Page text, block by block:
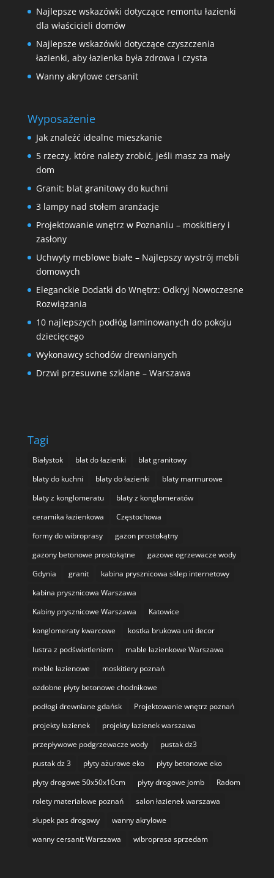
Najlepsze wskazówki dotyczące remontu łazienki
dla właścicieli domów
Najlepsze wskazówki dotyczące czyszczenia
łazienki, aby łazienka była zdrowa i czysta
Wanny akrylowe cersanit
Wyposażenie
Jak znaleźć idealne mieszkanie
5 rzeczy, które należy zrobić, jeśli masz za mały
dom
Granit: blat granitowy do kuchni
3 lampy nad stołem aranżacje
Projektowanie wnętrz w Poznaniu – moskitiery i
zasłony
Uchwyty meblowe białe – Najlepszy wystrój mebli
domowych
Eleganckie Dodatki do Wnętrz: Odkryj Nowoczesne
Rozwiązania
10 najlepszych podłóg laminowanych do pokoju
dziecięcego
Wykonawcy schodów drewnianych
Drzwi przesuwne szklane – Warszawa
Tagi
Białystok blat do łazienki
blat granitowy
blaty do kuchni
blaty do łazienki
blaty marmurowe
blaty z konglomeratu
blaty z konglomeratów
ceramika łazienkowa
Częstochowa
formy do wibroprasy
gazon prostokątny
gazony betonowe prostokątne
gazowe ogrzewacze wody
Gdynia
granit
kabina prysznicowa sklep internetowy
kabina prysznicowa Warszawa
Kabiny prysznicowe Warszawa
Katowice
konglomeraty kwarcowe
kostka brukowa uni decor
lustra z podświetleniem
mable łazienkowe Warszawa
meble łazienowe
moskitiery poznań
ozdobne płyty betonowe chodnikowe
podłogi drewniane gdańsk
Projektowanie wnętrz poznań
projekty łazienek
projekty łazienek warszawa
przepływowe podgrzewacze wody
pustak dz3
pustak dz 3
płyty ażurowe eko
płyty betonowe eko
płyty drogowe 50x50x10cm
płyty drogowe jomb
Radom
rolety materiałowe poznań
salon łazienek warszawa
słupek pas drogowy
wanny akrylowe
wanny cersanit Warszawa
wibroprasa sprzedam